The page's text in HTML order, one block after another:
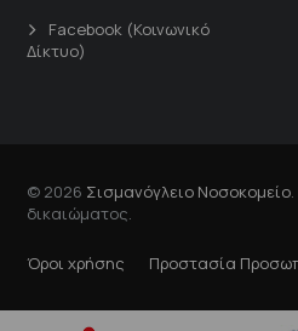
Facebook (Κοινωνικό
Δίκτυο)
© 2026 Σισμανόγλειο Νοσοκομείο
δικαιώματος.
Όροι χρήσης Προστασία